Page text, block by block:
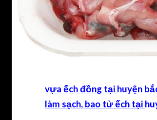
vựa ếch đồng tại huyện
làm sạch, bao tử ếch tại